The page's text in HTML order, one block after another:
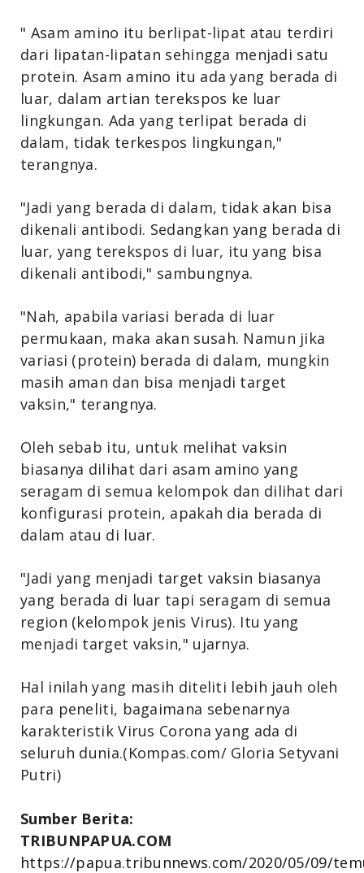
" Asam amino itu berlipat-lipat atau terdiri
dari lipatan-lipatan sehingga menjadi satu
protein. Asam amino itu ada yang berada di
luar, dalam artian terekspos ke luar
lingkungan. Ada yang terlipat berada di
dalam, tidak terkespos lingkungan,"
terangnya.
"Jadi yang berada di dalam, tidak akan bisa
dikenali antibodi. Sedangkan yang berada di
luar, yang terekspos di luar, itu yang bisa
dikenali antibodi," sambungnya.
"Nah, apabila variasi berada di luar
permukaan, maka akan susah. Namun jika
variasi (protein) berada di dalam, mungkin
masih aman dan bisa menjadi target
vaksin," terangnya.
Oleh sebab itu, untuk melihat vaksin
biasanya dilihat dari asam amino yang
seragam di semua kelompok dan dilihat dari
konfigurasi protein, apakah dia berada di
dalam atau di luar.
"Jadi yang menjadi target vaksin biasanya
yang berada di luar tapi seragam di semua
region (kelompok jenis Virus). Itu yang
menjadi target vaksin," ujarnya.
Hal inilah yang masih diteliti lebih jauh oleh
para peneliti, bagaimana sebenarnya
karakteristik Virus Corona yang ada di
seluruh dunia.(Kompas.com/ Gloria Setyvani
Putri)
Sumber Berita:
TRIBUNPAPUA.COM
https://papua.tribunnews.com/2020/05/09/